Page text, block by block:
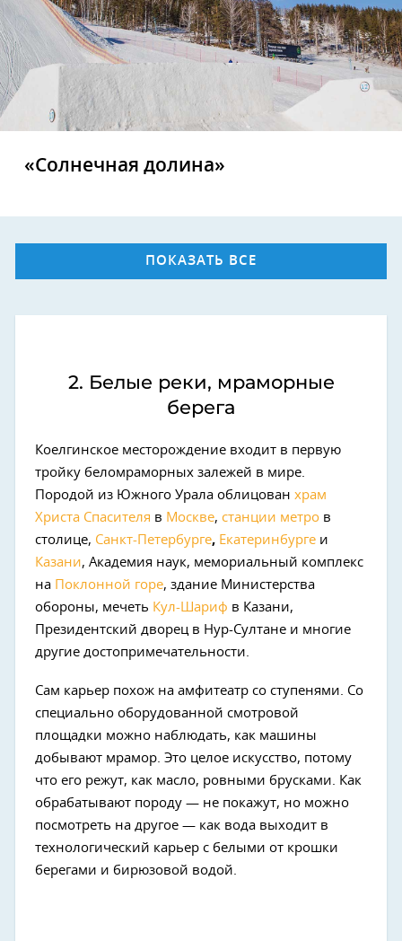
«Солнечная долина»
ПОКАЗАТЬ ВСЕ
2. Белые реки, мраморные
берега
Коелгинское месторождение входит в первую
тройку беломраморных залежей в мире.
Породой из Южного Урала облицован храм
Христа Спасителя в Москве, станции метро в
столице, Санкт-Петербурге, Екатеринбурге и
Казани, Академия наук, мемориальный комплекс
на
Поклонной горе, здание Министерства
обороны, мечеть Кул-Шариф в Казани,
Президентский дворец в Нур-Султане и многие
другие достопримечательности.
Сам карьер похож на амфитеатр со ступенями. Со
специально оборудованной смотровой
площадки можно наблюдать, как машины
добывают мрамор. Это целое искусство, потому
что его режут, как масло, ровными брусками. Как
обрабатывают породу — не покажут, но можно
посмотреть на другое — как вода выходит в
технологический карьер с белыми от крошки
берегами и бирюзовой водой.